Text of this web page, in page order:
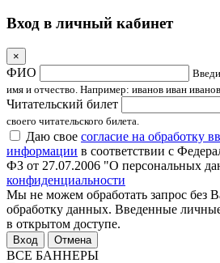
Вход в личный кабинет
×
ФИО
имя и отчество. Например: иванов иван
Читательский билет
своего читательского билета.
Даю свое согласие на обработку
информации в соответствии с
ФЗ от 27.07.2006 "О персональных
конфиденциальности
Мы не можем обработать запрос без
обработку данных. Введенные
в открытом доступе.
Отмена
ВСЕ БАННЕРЫ